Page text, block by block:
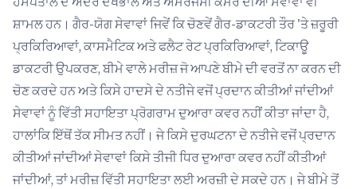
ਸ਼ਾਮਲ ਹਨ। ਗੈਰ-ਯੋਗ ਸੇਵਾਵਾਂ ਜਿਵੇਂ ਕਿ ਚੋਣਵੇਂ ਗੈਰ-ਡਾਕਟਰੀ ਤੌਰ 'ਤੇ ਜ਼ਰੂਰੀ
ਪ੍ਰਕਿਰਿਆਵਾਂ, ਕਾਸਮੈਟਿਕ ਅਤੇ ਫਲੈਟ ਰੇਟ ਪ੍ਰਕਿਰਿਆਵਾਂ, ਟਿਕਾਊ
ਡਾਕਟਰੀ ਉਪਕਰਣ, ਬੀਮੇ ਵਾਲੇ ਮਰੀਜ਼ ਜੋ ਆਪਣੇ ਬੀਮੇ ਦੀ ਵਰਤੋਂ ਨਾ ਕਰਨ ਦੀ
ਚੋਣ ਕਰਦੇ ਹਨ ਅਤੇ ਕਿਸੇ ਹਾਦਸੇ ਦੇ ਨਤੀਜੇ ਵਜੋਂ ਪ੍ਰਦਾਨ ਕੀਤੀਆਂ ਜਾਂਦੀਆਂ
ਸੇਵਾਵਾਂ ਨੂੰ ਵਿੱਤੀ ਸਹਾਇਤਾ ਪ੍ਰੋਗਰਾਮ ਦੁਆਰਾ ਕਵਰ ਨਹੀਂ ਕੀਤਾ ਜਾਂਦਾ ਹੈ,
ਹਾਲਾਂਕਿ ਇੱਥੋਂ ਤੱਕ ਸੀਮਤ ਨਹੀਂ। ਜੇ ਕਿਸੇ ਦੁਰਘਟਨਾ ਦੇ ਨਤੀਜੇ ਵਜੋਂ ਪ੍ਰਦਾਨ
ਕੀਤੀਆਂ ਜਾਂਦੀਆਂ ਸੇਵਾਵਾਂ ਕਿਸੇ ਤੀਜੀ ਧਿਰ ਦੁਆਰਾ ਕਵਰ ਨਹੀਂ ਕੀਤੀਆਂ
ਜਾਂਦੀਆਂ, ਤਾਂ ਮਰੀਜ਼ ਵਿੱਤੀ ਸਹਾਇਤਾ ਲਈ ਅਰਜ਼ੀ ਦੇ ਸਕਦੇ ਹਨ। ਜੇ ਬੀਮੇ ਤੋਂ